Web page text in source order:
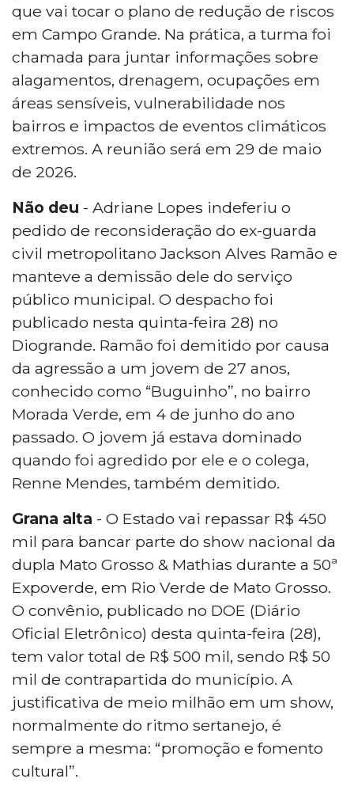
que vai tocar o plano de redução de riscos
em Campo Grande. Na prática, a turma foi
chamada para juntar informações sobre
alagamentos, drenagem, ocupações em
áreas sensíveis, vulnerabilidade nos
bairros e impactos de eventos climáticos
extremos. A reunião será em 29 de maio
de 2026.
Não deu - Adriane Lopes indeferiu o
pedido de reconsideração do ex-guarda
civil metropolitano Jackson Alves Ramão e
manteve a demissão dele do serviço
público municipal. O despacho foi
publicado nesta quinta-feira 28) no
Diogrande. Ramão foi demitido por causa
da agressão a um jovem de 27 anos,
conhecido como “Buguinho”, no bairro
Morada Verde, em 4 de junho do ano
passado. O jovem já estava dominado
quando foi agredido por ele e o colega,
Renne Mendes, também demitido.
Grana alta - O Estado vai repassar R$ 450
mil para bancar parte do show nacional da
dupla Mato Grosso & Mathias durante a 50ª
Expoverde, em Rio Verde de Mato Grosso.
O convênio, publicado no DOE (Diário
Oficial Eletrônico) desta quinta-feira (28),
tem valor total de R$ 500 mil, sendo R$ 50
mil de contrapartida do município. A
justificativa de meio milhão em um show,
normalmente do ritmo sertanejo, é
sempre a mesma: “promoção e fomento
cultural”.